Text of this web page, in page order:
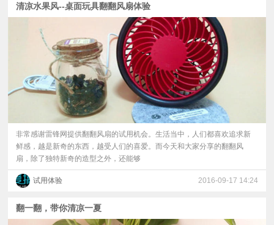
清凉水果风--桌面玩具翻翻风扇体验
非常感谢雷锋网提供翻翻风扇的试用机会。生活当中，人们都喜欢追求新
鲜感，越是新奇的东西，越受人们的喜爱。而今天和大家分享的翻翻风
扇，除了独特新奇的造型之外，还能够
试用体验 2016-09-17 14:24
翻一翻，带你清凉一夏